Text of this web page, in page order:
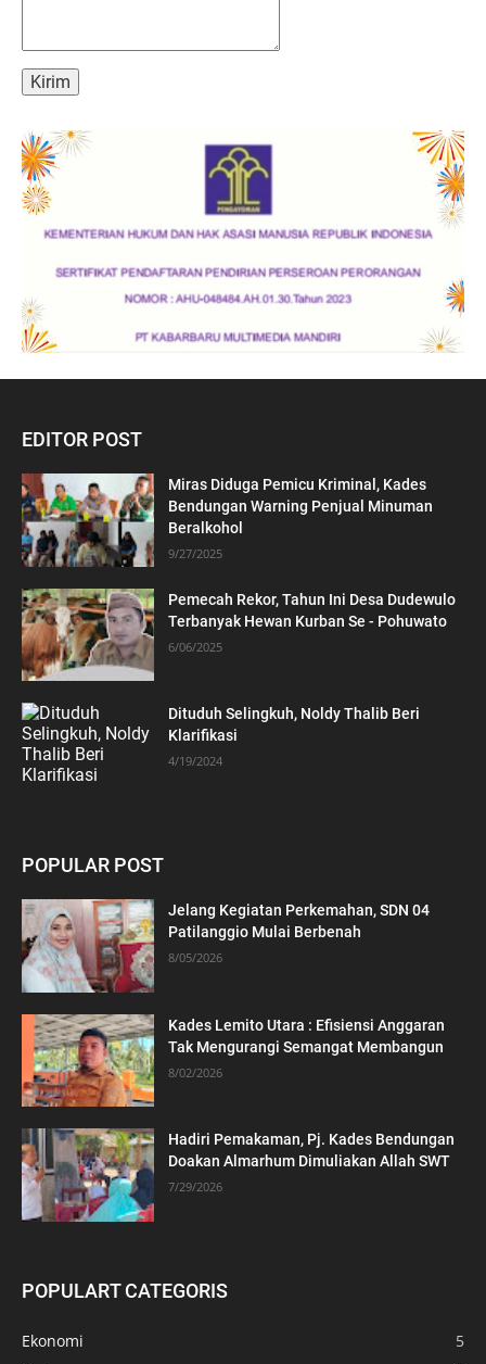
EDITOR POST
Miras Diduga Pemicu Kriminal, Kades
Bendungan Warning Penjual Minuman
Beralkohol
9/27/2025
Pemecah Rekor, Tahun Ini Desa Dudewulo
Terbanyak Hewan Kurban Se - Pohuwato
6/06/2025
Dituduh Selingkuh, Noldy Thalib Beri
Klarifikasi
4/19/2024
POPULAR POST
Jelang Kegiatan Perkemahan, SDN 04
Patilanggio Mulai Berbenah
8/05/2026
Kades Lemito Utara : Efisiensi Anggaran
Tak Mengurangi Semangat Membangun
8/02/2026
Hadiri Pemakaman, Pj. Kades Bendungan
Doakan Almarhum Dimuliakan Allah SWT
7/29/2026
POPULART CATEGORIS
Ekonomi
5